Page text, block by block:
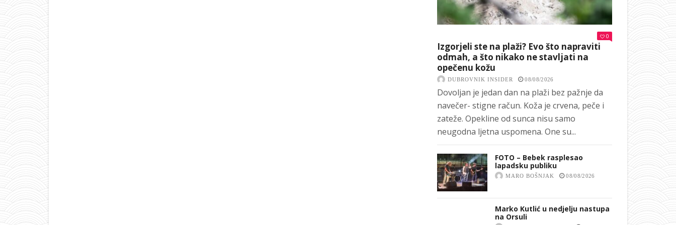
0
Izgorjeli ste na plaži? Evo što napraviti
odmah, a što nikako ne stavljati na
opečenu kožu
DUBROVNIK INSIDER 08/08/2026
Dovoljan je jedan dan na plaži bez pažnje da
navečer- stigne račun. Koža je crvena, peče i
zateže. Opekline od sunca nisu samo
neugodna ljetna uspomena. One su...
FOTO – Bebek rasplesao
lapadsku publiku
MARO BOŠNJAK 08/08/2026
Marko Kutlić u nedjelju nastupa
na Orsuli